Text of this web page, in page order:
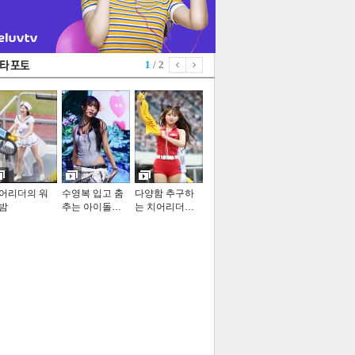
1 / 2
리더의 워
수영복 입고 춤
추는 아이돌…
다양함 추구하
는 치어리더…